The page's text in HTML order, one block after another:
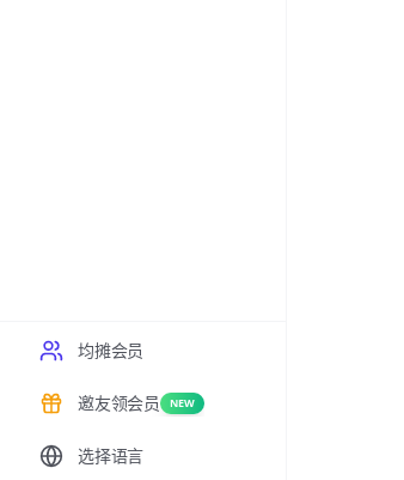
均摊会员
邀友领会员 NEW
选择语言